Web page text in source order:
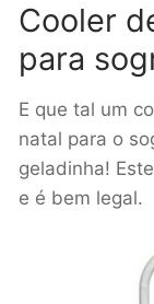
Cooler
para
E que tal um
natal para o
geladinha!
e é bem legal.